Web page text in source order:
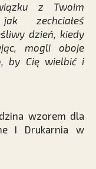
z Twoim
zechciałeś
dzień, kiedy
mogli oboje
by Cię wielbić i
wzorem dla
I Drukarnia w